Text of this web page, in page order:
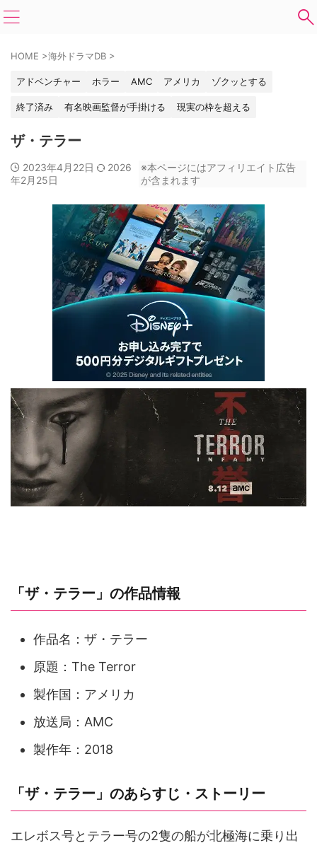
HOME >海外ドラマDB >
アドベンチャー ホラー AMC アメリカ ゾクッとする
終了済み 有名映画監督が手掛ける 現実の枠を超える
ザ・テラー
2023年4月22日
2026
年2月25日
※本ページにはアフィリエイト広告
が含まれます
「ザ・テラー」の作品情報
作品名：ザ・テラー
原題：The Terror
製作国：アメリカ
放送局：AMC
製作年：2018
「ザ・テラー」のあらすじ・ストーリー
エレボス号とテラー号の2隻の船が北極海に乗り出